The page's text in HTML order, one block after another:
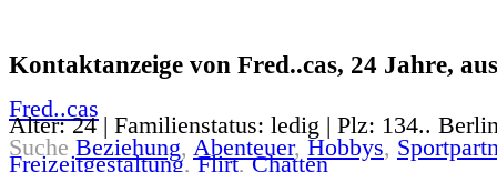
Kontaktanzeige von Fred..cas, 24 Jahre,
Fred..cas
Alter: 24 | Familienstatus: ledig | Plz: 134..
Suche Beziehung, Abenteuer, Hobbys,
Freizeitgestaltung,Flirt,Chatten